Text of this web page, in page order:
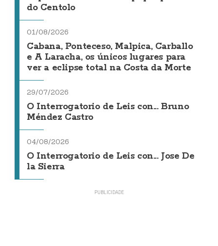
do Centolo
01/08/2026
Cabana, Ponteceso, Malpica, Carballo
e A Laracha, os únicos lugares para
ver a eclipse total na Costa da Morte
29/07/2026
O Interrogatorio de Leis con... Bruno
Méndez Castro
04/08/2026
O Interrogatorio de Leis con... Jose De
la Sierra